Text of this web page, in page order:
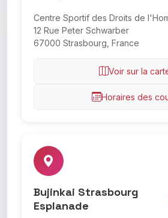
Centre Sportif des Droits de
12 Rue Peter Schwarber
67000 Strasbourg, France
Voir sur la
Horaires des
Bujinkai Strasbourg
Esplanade